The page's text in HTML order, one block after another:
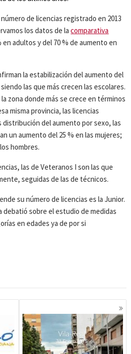
de licencias registrado en 2013
los datos de lacomparativa
en adultos y del 70 % de aumento en
la estabilización del aumento del
las que más crecen las escolares.
zona donde más se crece en términos
misma provincia, las licencias
distribución del aumento por sexo, las
un aumento del 25 % en las mujeres;
hombres.
las de Veteranos I son las que
seguidas de las de técnicos.
su número de licencias es la Junior.
debatió sobre el estudio de medidas
en edades ya de por si